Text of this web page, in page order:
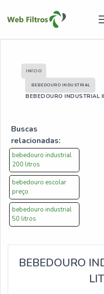
INÍCIO
BEBEDOURO INDUSTRIAL
BEBEDOURO INDUSTRIAL
Buscas
relacionadas:
bebedouro industrial
200 litros
bebedouro escolar
preço
bebedouro industrial
50 litros
BEBEDOURO